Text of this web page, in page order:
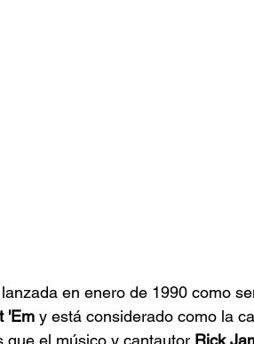
en enero de 1990 como
'Em y está considerado como la